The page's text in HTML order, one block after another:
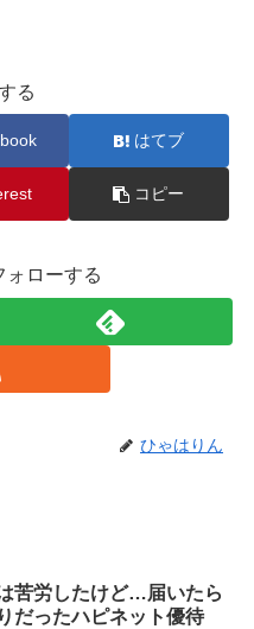
る
はてブ
コピー
ォローする
ひゃはりん
苦労したけど…届いたら
だったハピネット優待